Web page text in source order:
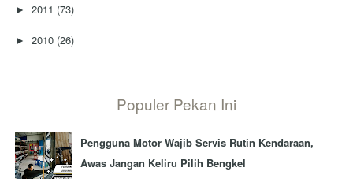
►2011 (73)
►2010 (26)
Populer Pekan Ini
Pengguna Motor Wajib Servis Rutin Kendaraan,
Awas Jangan Keliru Pilih Bengkel